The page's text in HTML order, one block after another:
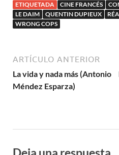
ETIQUETADA CINE FRANCÉS
LE DAIM
QUENTIN DUPIEUX
WRONG COPS
ARTÍCULO ANTERIOR
La vida y nada más (Antonio
Méndez Esparza)